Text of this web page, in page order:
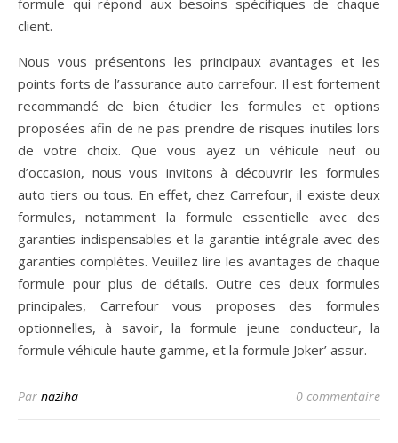
formule qui répond aux besoins spécifiques de chaque
client.
Nous vous présentons les principaux avantages et les
points forts de l’assurance auto carrefour. Il est fortement
recommandé de bien étudier les formules et options
proposées afin de ne pas prendre de risques inutiles lors
de votre choix. Que vous ayez un véhicule neuf ou
d’occasion, nous vous invitons à découvrir les formules
auto tiers ou tous. En effet, chez Carrefour, il existe deux
formules, notamment la formule essentielle avec des
garanties indispensables et la garantie intégrale avec des
garanties complètes. Veuillez lire les avantages de chaque
formule pour plus de détails. Outre ces deux formules
principales, Carrefour vous proposes des formules
optionnelles, à savoir, la formule jeune conducteur, la
formule véhicule haute gamme, et la formule Joker’ assur.
Par naziha 0 commentaire